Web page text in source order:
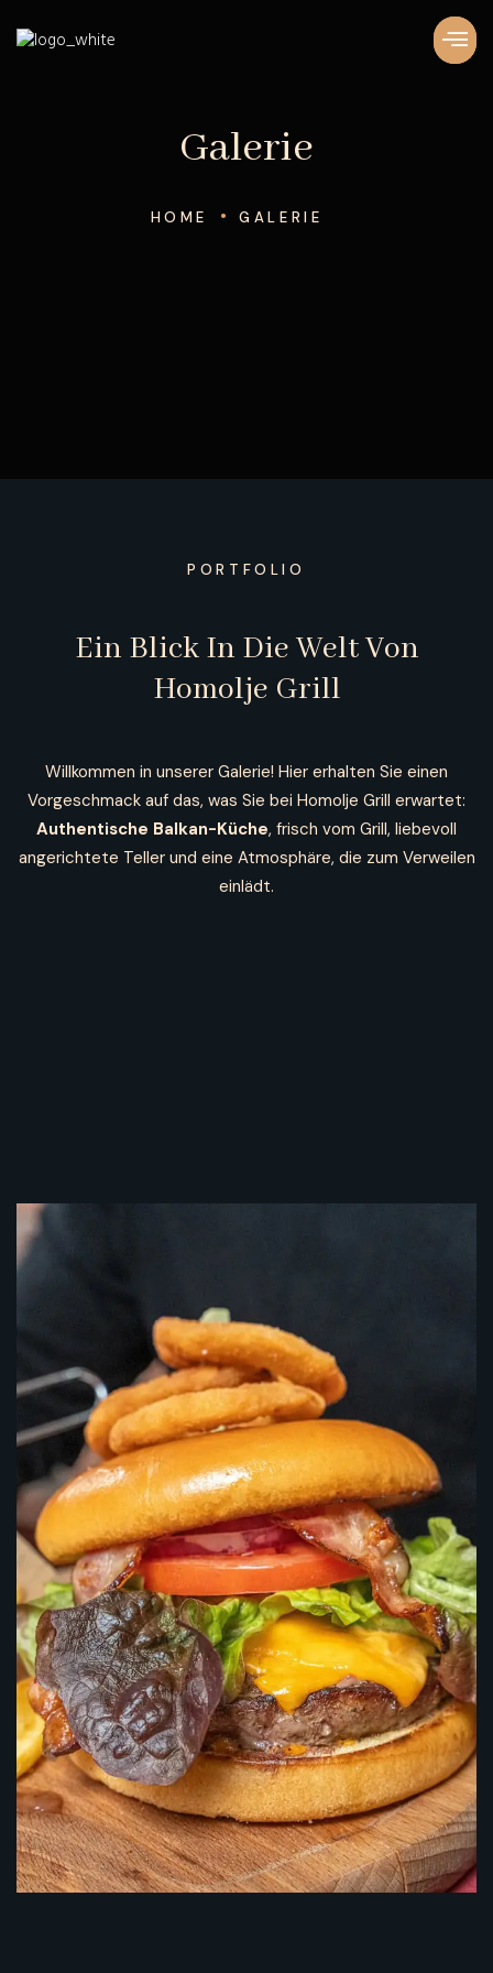
Galerie
HOME GALERIE
PORTFOLIO
Ein Blick In Die Welt Von
Homolje Grill
Willkommen in unserer Galerie! Hier erhalten Sie einen
Vorgeschmack auf das, was Sie bei Homolje Grill erwartet:
Authentische Balkan-Küche, frisch vom Grill, liebevoll
angerichtete Teller und eine Atmosphäre, die zum Verweilen
einlädt.